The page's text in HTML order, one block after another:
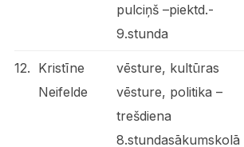
pulciņš –piektd.-
9.stunda
12. Kristīne
Neifelde
vēsture, kultūras
vēsture, politika –
trešdiena
8.stundasākumskolā